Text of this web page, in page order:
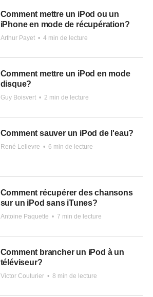
Comment mettre un iPod ou un
iPhone en mode de récupération?
Arthur Payet • 4 min de lecture
Comment mettre un iPod en mode
disque?
Guy Boisvert • 2 min de lecture
Comment sauver un iPod de l'eau?
René Lelievre • 6 min de lecture
Comment récupérer des chansons
sur un iPod sans iTunes?
Antoine Paquette • 7 min de lecture
Comment brancher un iPod à un
téléviseur?
Victor Couturier • 8 min de lecture